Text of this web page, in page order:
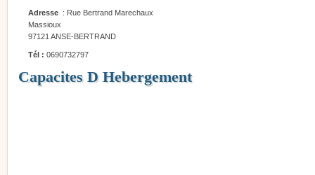
Adresse : Rue Bertrand Marechaux
Massioux
97121 ANSE-BERTRAND
Tél : 0690732797
Capacites D Hebergement